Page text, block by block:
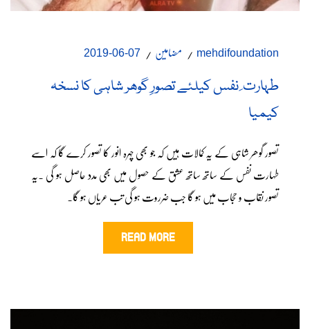
mehdifoundation مضامین 07-06-2019
طہارت ِ نفس کیلئے تصورِ گوھر شاہی کا نسخہ
کیمیا
تصور گوھر شاہی کے یہ کمالات ہیں کہ جو بھی چہرہ انور کا تصور کرے گا کہ اسے
طہارت نفس کے ساتھ ساتھ عشق کے حصول میں بھی مدد حاصل ہو گی ۔یہ
تصور نقاب و حجاب میں ہو گا جب ضرروت ہو گی تب عریاں ہو گا۔
READ MORE